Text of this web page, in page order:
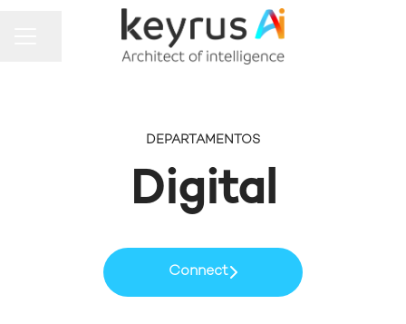
MENU DE CARREIRAS
Compartilhar a página
DEPARTAMENTOS
Digital
Connect